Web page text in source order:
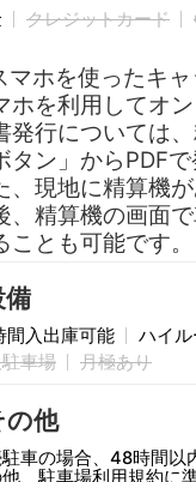
クレジットカード
ホを使ったキ
ホを利用してオ
発行については
タン」からPDF
、現地に精算機
、精算機の画面
ことも可能です。
備
間入出庫可能
ハイ
車場
月極あり
の他
車の場合、48時間以
、駐車場利用規約に